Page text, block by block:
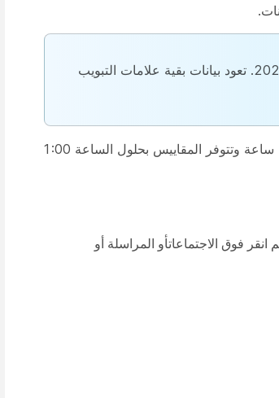
تعود بيانات علامة التبويب "الجودة" في "إحصاءات الاجتماعات" فقط إلى 30 حزيران (يونيو) 2021. تعود بيانات بقية علامات التبويب
تتم معالجة بيانات Analytics، باستثناء الاجتماعات، دفعة واحدة كل يوم. يتم توفير البيانات في غضون 24 ساعة وتتوفر المقاييس بحلول الساعة 1:00
انقر فوق الاجتماعاتأو المراسلة أو